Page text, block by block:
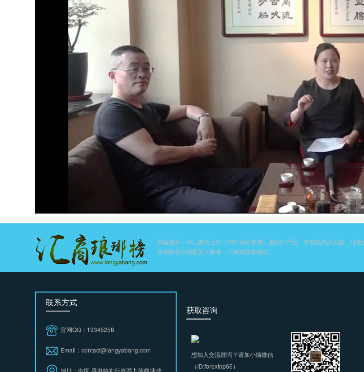
风险提示：外汇差价合约（OTC场外交易）是杠杆产品，存在较高的风险，可
息等内容仅供投资人参考，不构成投资建议。
联系方式
官网QQ：19345258
Email：contact@langyabang.com
地址：中国.香港特别行政區九龍觀塘成
获取咨询
想加入交流群吗？请加小编微信
（ID:forextop66）